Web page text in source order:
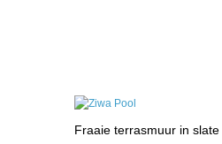
Fraaie terrasmuur in slate